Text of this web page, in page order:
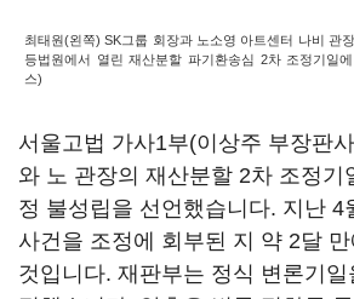
최태원(왼쪽) SK그룹 회장과 노소영 아트센터 나비 관
등법원에서 열린 재산분할 파기환송심 2차 조정기일
스)
서울고법 가사1부(이상주 부장판
와 노 관장의 재산분할 2차 조정기
정 불성립을 선언했습니다. 지난 4
사건을 조정에 회부된 지 약 2달
것입니다. 재판부는 정식 변론기일